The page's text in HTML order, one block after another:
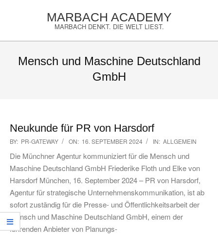
MARBACH ACADEMY
MARBACH DENKT. DIE WELT LIEST.
NavigationMensch und Maschine Deutschland
GmbH
Neukunde für PR von Harsdorf
2024-
09-
16
BY: PR-GATEWAY ON: 16. SEPTEMBER 2024 IN: ALLGEMEIN
Die Münchner Agentur kommuniziert für die Mensch und
Maschine Deutschland GmbH Friederike Floth und Elke von
Harsdorf München, 16. September 2024 – PR von Harsdorf,
Agentur für strategische Unternehmenskommunikation, ist ab
sofort zuständig für die Presse- und Öffentlichkeitsarbeit der
Mensch und Maschine Deutschland GmbH, einem der
führenden Anbieter von Planungs-